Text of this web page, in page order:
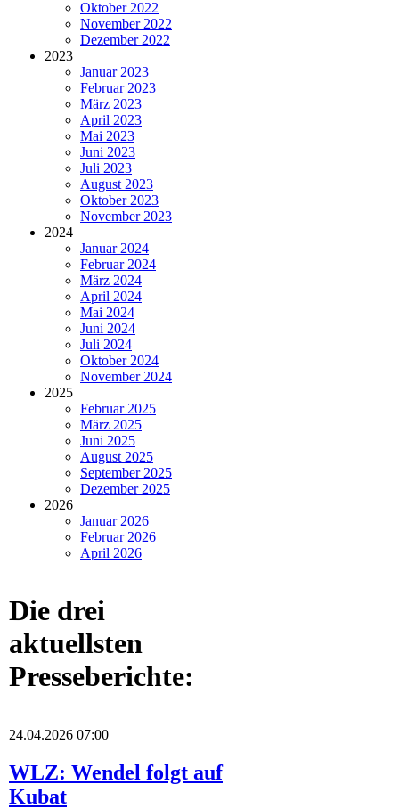
Oktober 2022
November 2022
Dezember 2022
2023
Januar 2023
Februar 2023
März 2023
April 2023
Mai 2023
Juni 2023
Juli 2023
August 2023
Oktober 2023
November 2023
2024
Januar 2024
Februar 2024
März 2024
April 2024
Mai 2024
Juni 2024
Juli 2024
Oktober 2024
November 2024
2025
Februar 2025
März 2025
Juni 2025
August 2025
September 2025
Dezember 2025
2026
Januar 2026
Februar 2026
April 2026
Die drei
aktuellsten
Presseberichte:
24.04.2026 07:00
WLZ: Wendel folgt auf
Kubat